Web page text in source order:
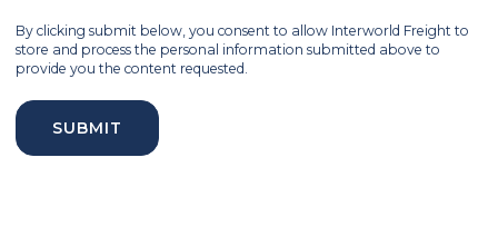
By clicking submit below, you consent to allow Interworld Freight to
store and process the personal information submitted above to
provide you the content requested.